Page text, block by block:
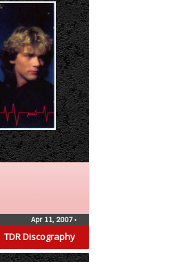
TDR Discography
Apr 11, 2007•